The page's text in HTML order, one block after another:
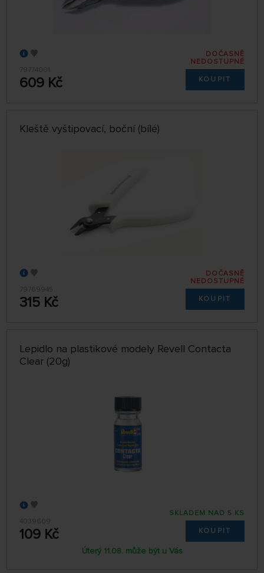
79774001
609 Kč
DOČASNĚ
NEDOSTUPNÉ
KOUPIT
Kleště vyštipovací, boční (bílé)
79769945
315 Kč
DOČASNĚ
NEDOSTUPNÉ
KOUPIT
Lepidlo na plastikové modely Revell Contacta
Clear (20g)
4039609
109 Kč
SKLADEM NAD 5 KS
KOUPIT
Úterý 11.08. může být u Vás